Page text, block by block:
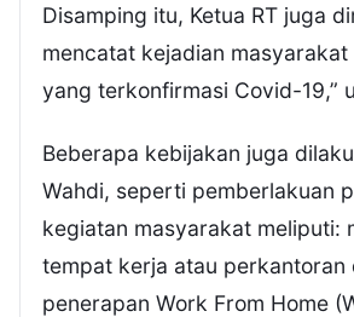
Disamping itu, Ketua RT juga
mencatat kejadian
yang terkonfirmasi Covid-19,”
Beberapa kebijakan juga
Wahdi, seperti pemberlakuan
kegiatan masyarakat meliputi:
tempat kerja atau perkantoran
penerapan Work From Home